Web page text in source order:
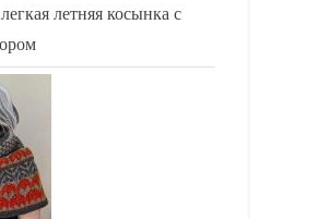
летняя косынка с